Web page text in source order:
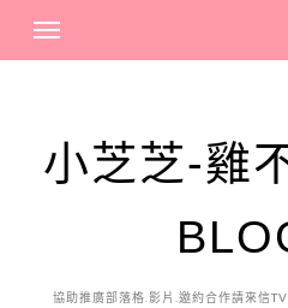
小芝芝-雞
協助推廣部落格.影片.邀約合作請來信